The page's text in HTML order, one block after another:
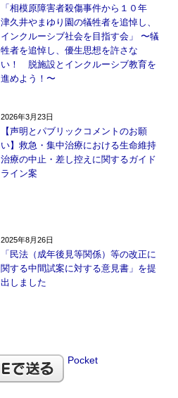
「相模原障害者殺傷事件から１０年
津久井やまゆり園の犠牲者を追悼し、
インクルーシブ社会を目指す会」 〜犠
牲者を追悼し、優生思想を許さな
い！ 脱施設とインクルーシブ教育を
進めよう！〜
2026年3月23日
【声明とパブリックコメントのお願
い】救急・集中治療における生命維持
治療の中止・差し控えに関するガイド
ライン案
2025年8月26日
「民法（成年後見等関係）等の改正に
関する中間試案に対する意見書」を提
出しました
Pocket